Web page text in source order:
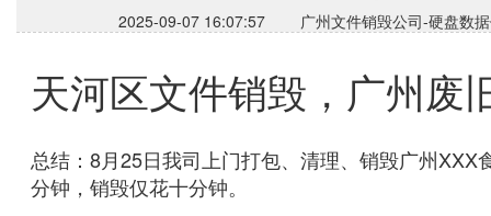
2025-09-07 16:07:57 广州文件销毁公司-硬盘数
天河区文件销毁，广州废
总结：8月25日我司上门打包、清理、销毁广州
分钟，销毁仅花十分钟。